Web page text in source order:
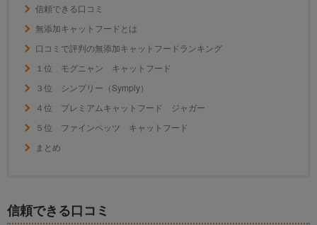
信頼できる口コミ
無添加キャットフードとは
口コミで評判の無添加キャットフードランキング
１位 モグニャン キャットフード
３位 シンプリー（Symply）
４位 プレミアムキャットフード ジャガー
５位 ファインペッツ キャットフード
まとめ
信頼できる口コミ